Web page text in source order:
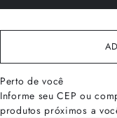
Perto de você
Informe seu CEP ou
produtos próximos a